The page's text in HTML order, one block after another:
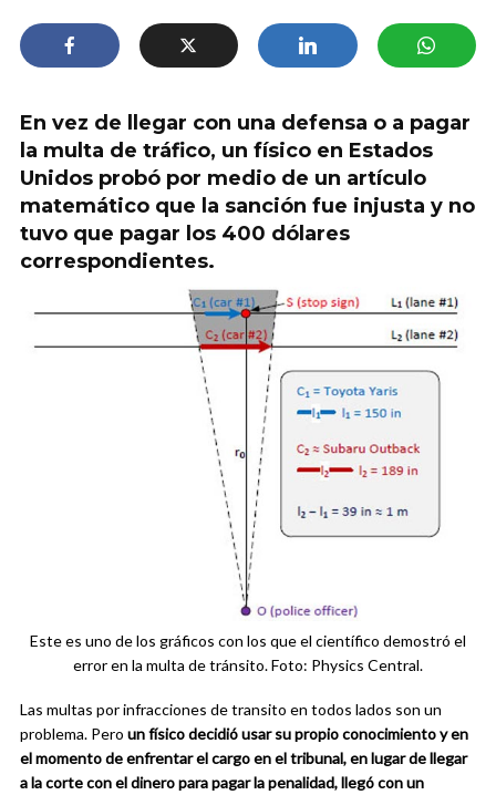
En vez de llegar con una defensa o a pagar
la multa de tráfico, un físico en Estados
Unidos probó por medio de un artículo
matemático que la sanción fue injusta y no
tuvo que pagar los 400 dólares
correspondientes.
Este es uno de los gráficos con los que el científico demostró el
error en la multa de tránsito. Foto: Physics Central.
Las multas por infracciones de transito en todos lados son un
problema. Pero un físico decidió usar su propio conocimiento y en
el momento de enfrentar el cargo en el tribunal, en lugar de llegar
a la corte con el dinero para pagar la penalidad, llegó con un